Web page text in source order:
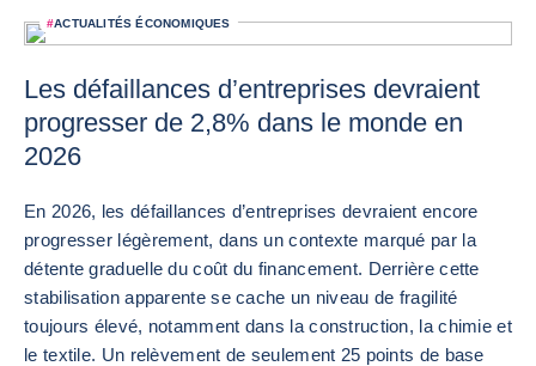
#ACTUALITÉS ÉCONOMIQUES
Les défaillances d’entreprises devraient
progresser de 2,8% dans le monde en
2026
En 2026, les défaillances d’entreprises devraient encore
progresser légèrement, dans un contexte marqué par la
détente graduelle du coût du financement. Derrière cette
stabilisation apparente se cache un niveau de fragilité
toujours élevé, notamment dans la construction, la chimie et
le textile. Un relèvement de seulement 25 points de base